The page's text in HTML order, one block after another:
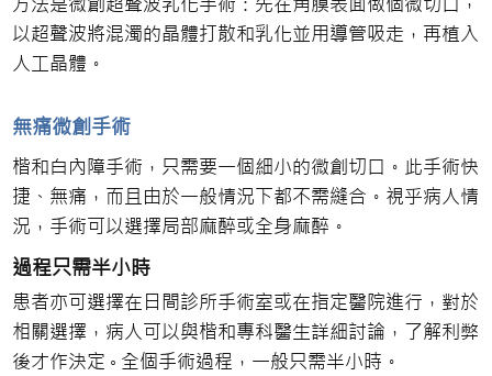
以超聲波將混濁的晶體打散和乳化並用導管吸走，再植入
人工晶體。
無痛微創手術
楷和白內障手術，只需要一個細小的微創切口。此手術快
捷、無痛，而且由於一般情況下都不需縫合。視乎病人情
況，手術可以選擇局部麻醉或全身麻醉。
過程只需半小時
患者亦可選擇在日間診所手術室或在指定醫院進行，對於
相關選擇，病人可以與楷和專科醫生詳細討論，了解利弊
後才作決定 ◦ 全個手術過程，一般只需半小時。